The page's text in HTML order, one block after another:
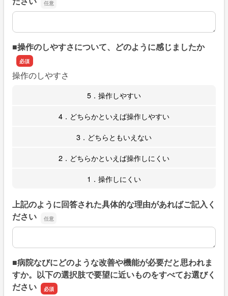
上記のように回答された具体的な理由があればご記入くだ
■操作のしやすさについて、どのように感じましたか
操作のしやすさ
5．操作しやすい
4．どちらかといえば操作しやすい
3．どちらともいえない
2．どちらかといえば操作しにくい
1．操作しにくい
上記のように回答された具体的な理由があればご記入く
ださい
上記のように回答された具体的な理由があればご記入くだ
■病院なびにどのような改善や機能が必要だと思われま
すか。以下の選択肢で要望に近いものをすべてお選びく
ださい